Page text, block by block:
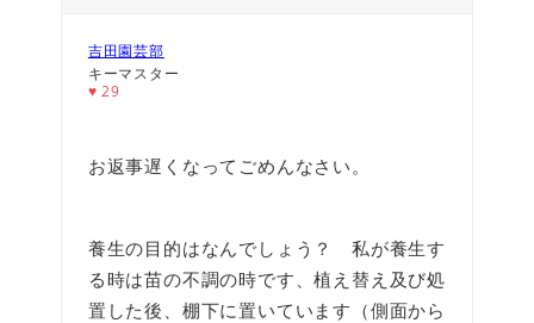
吉田園芸部
キーマスター
♥ 29
お返事遅くなってごめんなさい。
養生の目的はなんでしょう？ 私が養生す
る時は苗の不調の時です、植え替え及び処
置した後、棚下に置いています（側面から